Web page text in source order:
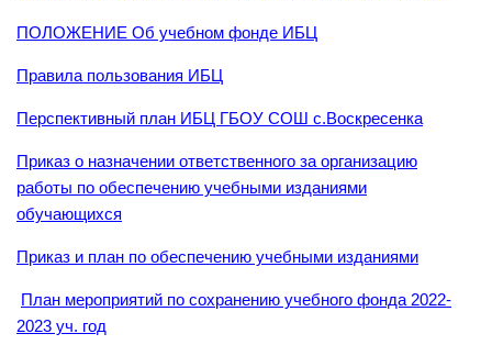
ПОЛОЖЕНИЕ Об учебном фонде ИБЦ
Правила пользования ИБЦ
Перспективный план ИБЦ ГБОУ СОШ с.Воскресенка
Приказ о назначении ответственного за организацию
работы по обеспечению учебными изданиями
обучающихся
Приказ и план по обеспечению учебными изданиями
План мероприятий по сохранению учебного фонда 2022-
2023 уч. год